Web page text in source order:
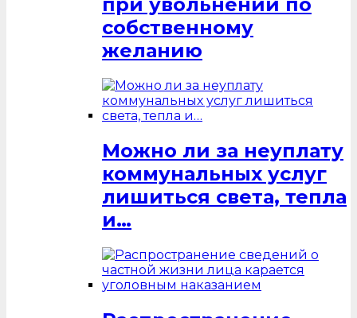
собственному
желанию
Можно ли за неуплату
коммунальных услуг
лишиться света, тепла
и…